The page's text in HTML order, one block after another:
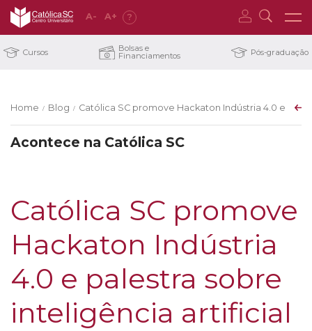
A- A+ ?
Cursos Bolsas e
Financiamentos Pós-graduação
Home / Blog / Católica SC promove Hackaton Indústria 4.0 e
Acontece na Católica SC
Católica SC promove
Hackaton Indústria
4.0 e palestra sobre
inteligência artificial